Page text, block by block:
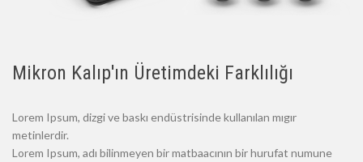
Mikron Kalıp'ın Üretimdeki Farklılığı
Lorem Ipsum, dizgi ve baskı endüstrisinde kullanılan mıgır
metinlerdir.
Lorem Ipsum, adı bilinmeyen bir matbaacının bir hurufat numune